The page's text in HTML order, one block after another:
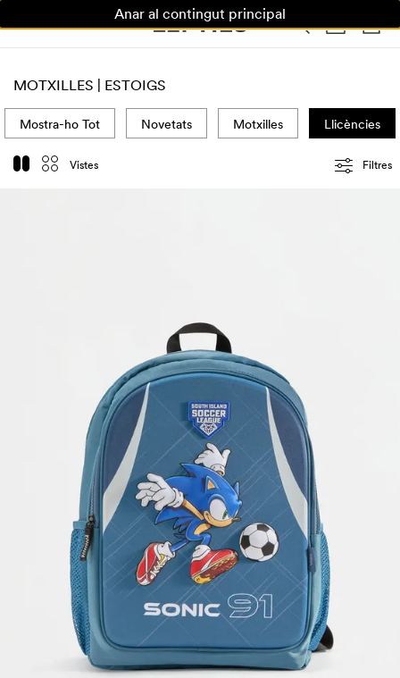
Anar al contingut principal
MOTXILLES | ESTOIGS
Vistes Filtres
Mostra-ho Tot Novetats Motxilles Llicències